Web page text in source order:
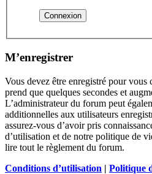
M’enregistrer
Vous devez être enregistré pour vous
prend que quelques secondes et
L’administrateur du forum peut
additionnelles aux utilisateurs
assurez-vous d’avoir pris
d’utilisation et de notre politique de
lire tout le règlement du forum.
Conditions d’utilisation | Politique